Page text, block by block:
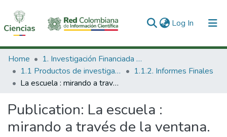
Log In (current)
Communities & Collections
All of DSpace
Home
1. Investigación Financiada con Recursos Públicos
1.1 Productos de investigación
1.1.2. Informes Finales
La escuela : mirando a través de la ventana.
Publication: La escuela :
mirando a través de la ventana.